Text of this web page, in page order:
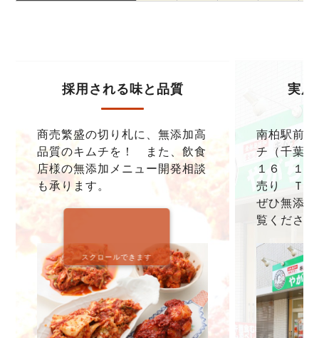
採用される味と品質
商売繁盛の切り札に、無添加高
品質のキムチを！ また、飲食
店様の無添加メニュー開発相談
も承ります。
実店
南柏駅前
チ（千葉
１６ １F
売り ＴＥ
ぜひ無添
覧くださ
スクロールできます